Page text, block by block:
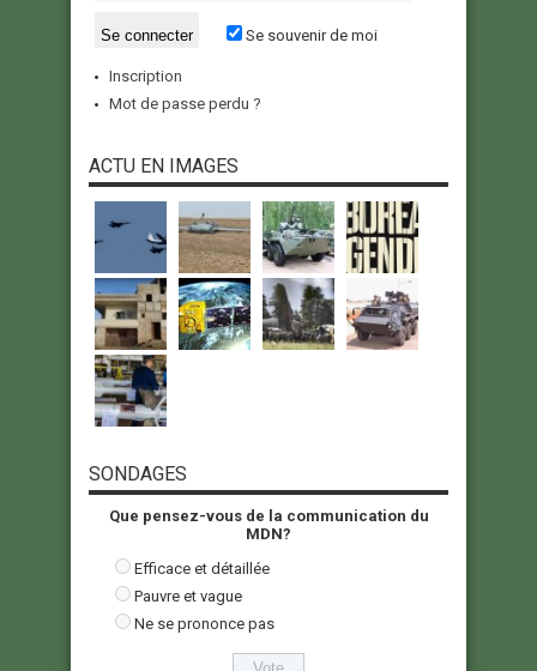
Se souvenir de moi
Inscription
Mot de passe perdu ?
ACTU EN IMAGES
SONDAGES
Que pensez-vous de la communication du
MDN?
Efficace et détaillée
Pauvre et vague
Ne se prononce pas